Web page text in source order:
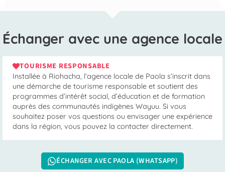
Échanger avec une agence locale
TOURISME RESPONSABLE
Installée à Riohacha, l’agence locale de Paola s’inscrit dans
une démarche de tourisme responsable et soutient des
programmes d’intérêt social, d’éducation et de formation
auprès des communautés indigènes Wayuu. Si vous
souhaitez poser vos questions ou envisager une expérience
dans la région, vous pouvez la contacter directement.
ÉCHANGER AVEC PAOLA (WHATSAPP)